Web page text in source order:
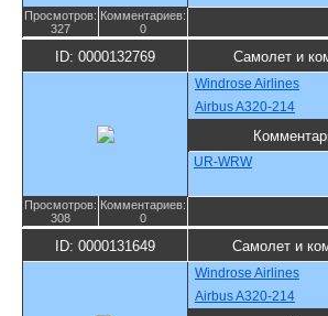
Просмотров:
327
Комментариев:
0
ID: 0000132769 Самолет и
Windrose Airlines
Airbus A320-214
UR-WRW
Просмотров:
308
Комментариев:
0
ID: 0000131649 Самолет и
Windrose Airlines
Airbus A320-214